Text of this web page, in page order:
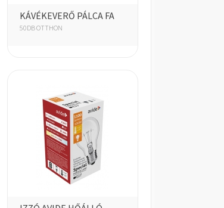
KÁVÉKEVERŐ PÁLCA FA
50DB OTTHON